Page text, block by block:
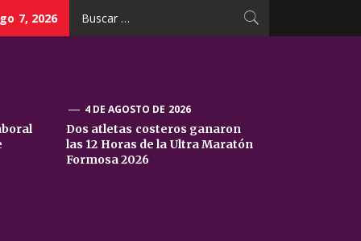
7, 2026
4 DE AGOSTO DE 2026
Dos atletas costeros ganaron
las 12 Horas de la Ultra Maratón
Formosa 2026